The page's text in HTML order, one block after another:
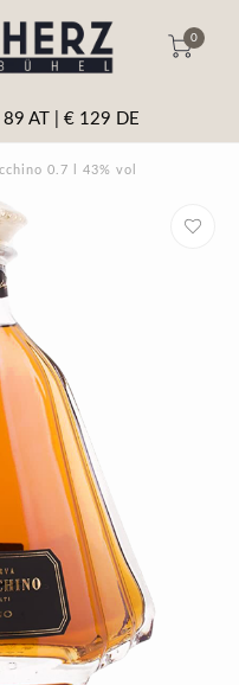
0
Beratung & tel. Bestellung
0.7 l 43% vol